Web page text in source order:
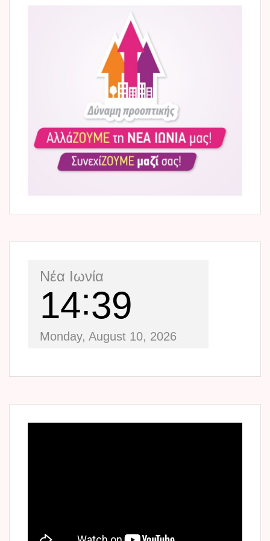
Νέα Ιωνία
14 39
Monday, August 10, 2026